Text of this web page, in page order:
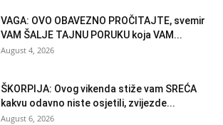
VAGA: OVO OBAVEZNO PROČITAJTE, svemir
VAM ŠALJE TAJNU PORUKU koja VAM...
August 4, 2026
ŠKORPIJA: Ovog vikenda stiže vam SREĆA
kakvu odavno niste osjetili, zvijezde...
August 6, 2026